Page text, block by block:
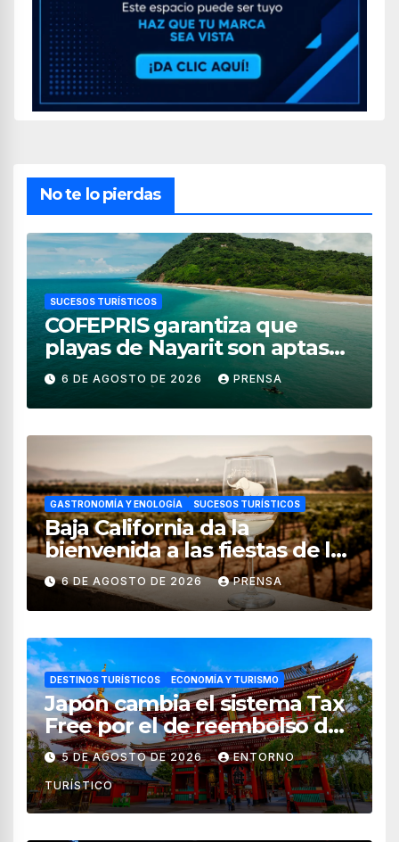
No te lo pierdas
SUCESOS TURÍSTICOS
COFEPRIS garantiza que
playas de Nayarit son aptas
para uso recreativo
6 DE AGOSTO DE 2026 PRENSA
GASTRONOMÍA Y ENOLOGÍA SUCESOS TURÍSTICOS
Baja California da la
bienvenida a las fiestas de la
vendimia 2026
6 DE AGOSTO DE 2026 PRENSA
DESTINOS TURÍSTICOS ECONOMÍA Y TURISMO
Japón cambia el sistema Tax
Free por el de reembolso de
impuestos desde noviembre
de 2026
5 DE AGOSTO DE 2026 ENTORNO
TURÍSTICO